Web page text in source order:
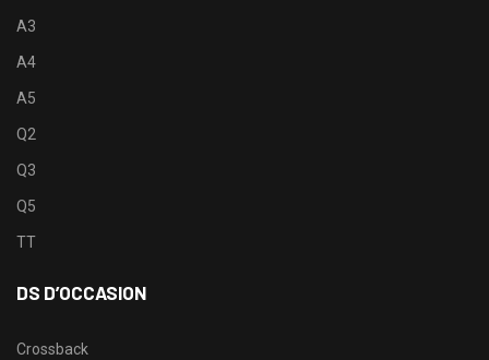
A3
A4
A5
Q2
Q3
Q5
TT
DS D’OCCASION
Crossback